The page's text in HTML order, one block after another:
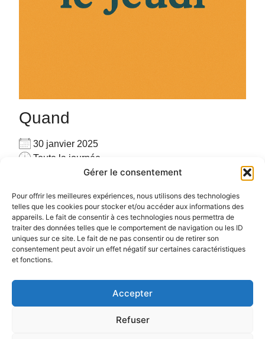
Gérer le consentement
Pour offrir les meilleures expériences, nous utilisons des technologies
telles que les cookies pour stocker et/ou accéder aux informations des
appareils. Le fait de consentir à ces technologies nous permettra de
traiter des données telles que le comportement de navigation ou les ID
uniques sur ce site. Le fait de ne pas consentir ou de retirer son
consentement peut avoir un effet négatif sur certaines caractéristiques
et fonctions.
Accepter
Refuser
Quand
30 janvier 2025
Toute la journée
Ajouter au Calendrier
Télécharger ICS
Calendrier Google
06.72.78.97.17
Pour plus d’informations :cliquez ici